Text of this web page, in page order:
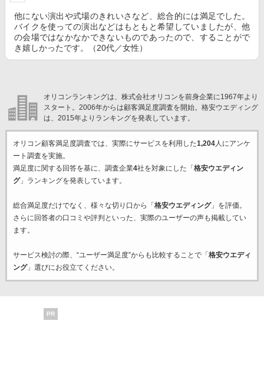
他にない演出や式場のきれいさなど、総合的には満足でした。
バイクを使っての演出などはもともと希望していましたが、他
の会場ではなかなかできないものであったので、することがで
き嬉しかったです。（20代／女性）
オリコンランキングは、株式会社オリコンを前身企業に1967年より
スタート。2006年からは顧客満足度調査を開始。格安ウエディング
は、2015年よりランキングを発表しています。
オリコン顧客満足度調査では、実際にサービスを利用した1,204人にアンケ
ート調査を実施。
満足度に関する回答を基に、調査企業4社を対象にした「 格安ウエディン
グ」ランキングを発表しています。
総合満足度だけでなく、様々な切り口から「 格安ウエディング」を評価。
さらに回答者の口コミや評判といった、実際のユーザーの声も掲載してい
ます。
サービス検討の際、“ユーザー満足度”からも比較することで「 格安ウエディ
ング」選びにお役立てください。
PR